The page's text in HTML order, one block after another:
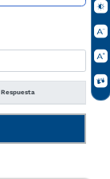
Respuesta